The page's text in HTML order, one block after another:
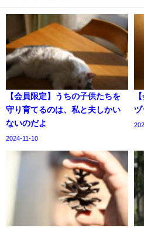
【会員限定】うちの子供たちを
守り育てるのは、私と夫しかい
ないのだよ
2024-11-10
ヅ